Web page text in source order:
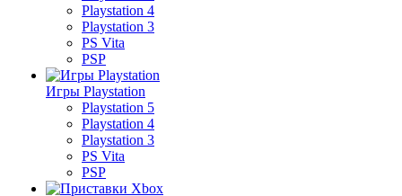
Playstation 4
Playstation 3
PS Vita
PSP
Игры Playstation
Playstation 5
Playstation 4
Playstation 3
PS Vita
PSP